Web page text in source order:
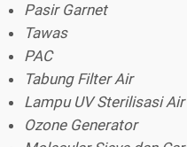
Pasir Garnet
Tawas
PAC
Tabung Filter Air
Lampu UV Sterilisasi Air
Ozone Generator